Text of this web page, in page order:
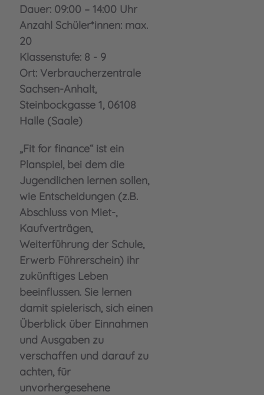
Dauer: 09:00 – 14:00 Uhr
Anzahl Schüler*innen: max.
20
Klassenstufe: 8 - 9
Ort: Verbraucherzentrale
Sachsen-Anhalt,
Steinbockgasse 1, 06108
Halle (Saale)
„Fit for finance“ ist ein
Planspiel, bei dem die
Jugendlichen lernen sollen,
wie Entscheidungen (z.B.
Abschluss von Miet-,
Kaufverträgen,
Weiterführung der Schule,
Erwerb Führerschein) ihr
zukünftiges Leben
beeinflussen. Sie lernen
damit spielerisch, sich einen
Überblick über Einnahmen
und Ausgaben zu
verschaffen und darauf zu
achten, für
unvorhergesehene